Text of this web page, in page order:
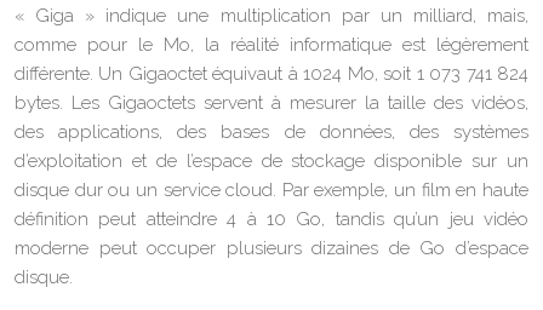
« Giga » indique une multiplication par un milliard, mais,
comme pour le Mo, la réalité informatique est légèrement
différente. Un Gigaoctet équivaut à 1024 Mo, soit 1 073 741 824
bytes. Les Gigaoctets servent à mesurer la taille des vidéos,
des applications, des bases de données, des systèmes
d’exploitation et de l’espace de stockage disponible sur un
disque dur ou un service cloud. Par exemple, un film en haute
définition peut atteindre 4 à 10 Go, tandis qu’un jeu vidéo
moderne peut occuper plusieurs dizaines de Go d’espace
disque.